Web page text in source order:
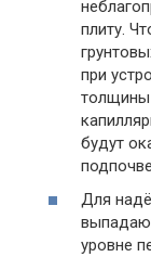
плиту.
при
толщины
будут
Для
уровне